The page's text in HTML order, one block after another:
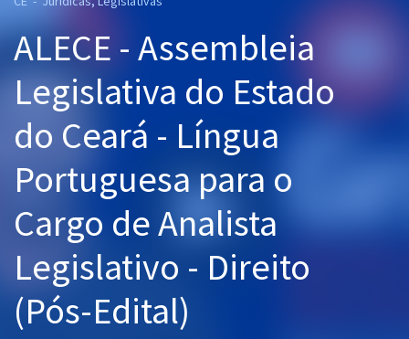
Cursos 20% OFF
Pós
Graduação
OAB
Questões grátis
Conteúdo gratuito
Blog
ALECE - Assembleia
Legislativa do Estado
do Ceará - Língua
Portuguesa para o
Cargo de Analista
Legislativo - Direito
(Pós-Edital)